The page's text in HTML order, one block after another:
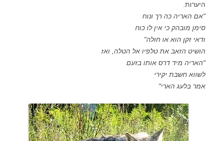
היערות.
"אם האריה כה רך ונוח
סימן מובהק כי אין לו כוח
ודאי זקן הוא או חולה"
הושיט הזאב את טלפיו אל הטלה, ואז
"האריה מיד דרס אותו בזעם
לשווא חשבת יקירי
אמר בלעג הארי"